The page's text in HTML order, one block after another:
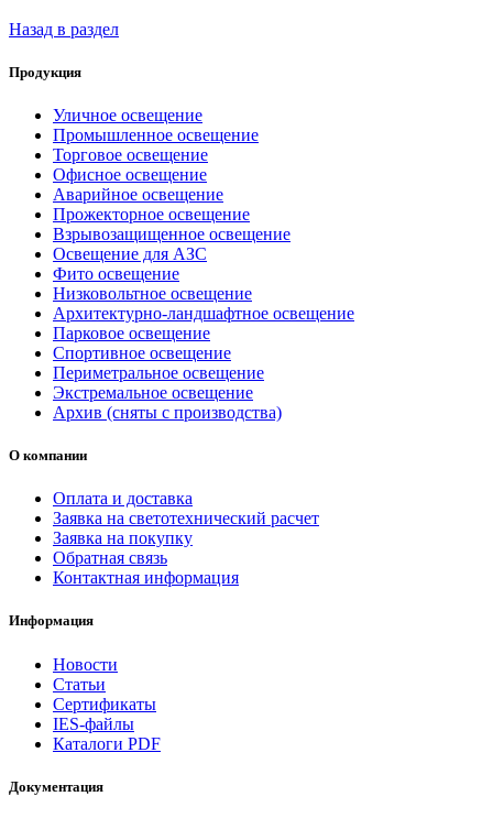
Назад в раздел
Продукция
Уличное освещение
Промышленное освещение
Торговое освещение
Офисное освещение
Аварийное освещение
Прожекторное освещение
Взрывозащищенное освещение
Освещение для АЗС
Фито освещение
Низковольтное освещение
Архитектурно-ландшафтное освещение
Парковое освещение
Спортивное освещение
Периметральное освещение
Экстремальное освещение
Архив (сняты с производства)
О компании
Оплата и доставка
Заявка на светотехнический расчет
Заявка на покупку
Обратная связь
Контактная информация
Информация
Новости
Статьи
Сертификаты
IES-файлы
Каталоги PDF
Документация